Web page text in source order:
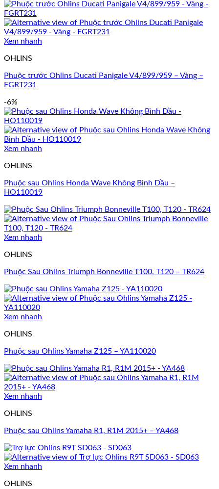
Xem nhanh
OHLINS
Phuộc trước Ohlins Ducati Panigale V4/899/959 – Vàng –
FGRT231
-6%
Xem nhanh
OHLINS
Phuộc sau Ohlins Honda Wave Không Bình Dầu –
HO110019
Xem nhanh
OHLINS
Phuộc Sau Ohlins Triumph Bonneville T100, T120 – TR624
Xem nhanh
OHLINS
Phuộc sau Ohlins Yamaha Z125 – YA110020
Xem nhanh
OHLINS
Phuộc sau Ohlins Yamaha R1, R1M 2015+ – YA468
Xem nhanh
OHLINS